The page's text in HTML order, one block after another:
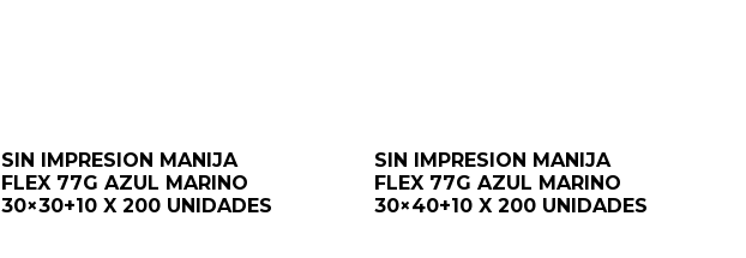
SIN IMPRESION MANIJA
FLEX 77G AZUL MARINO
30×30+10 X 200 UNIDADES
SIN IMPRESION MANIJA
FLEX 77G AZUL MARINO
30×40+10 X 200 UNIDADES